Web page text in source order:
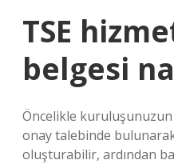
TSE
belgesi
Öncelikle
onay talebinde
oluşturabilir, ardından